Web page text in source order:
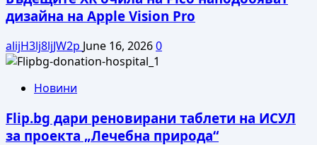
дизайна на Apple Vision Pro
alijH3lj8ljJW2p June 16, 20260
Новини
Flip.bg дари реновирани таблети на ИСУЛ
за проекта „Лечебна природа“